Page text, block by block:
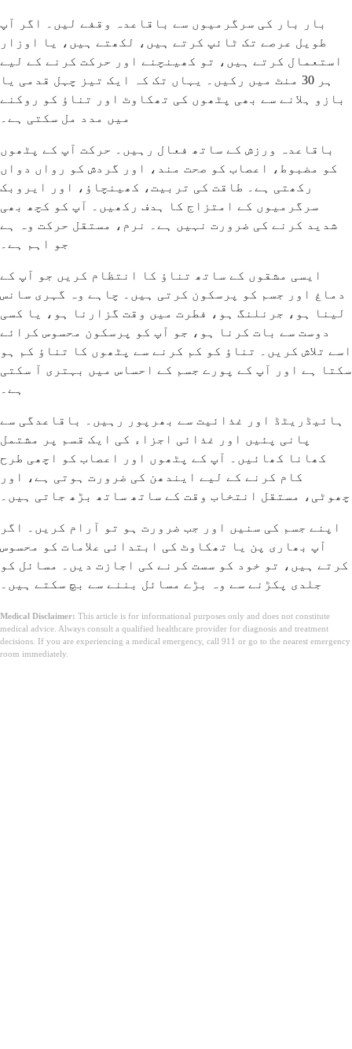
بار بار کی سرگرمیوں سے باقاعدہ وقفے لیں۔ اگر آپ
طویل عرصے تک ٹائپ کرتے ہیں، لکھتے ہیں، یا اوزار
استعمال کرتے ہیں، تو کھینچنے اور حرکت کرنے کے لیے
ہر 30 منٹ میں رکیں۔ یہاں تک کہ ایک تیز چہل قدمی یا
بازو ہلانے سے بھی پٹھوں کی تھکاوٹ اور تناؤ کو روکنے
میں مدد مل سکتی ہے۔
باقاعدہ ورزش کے ساتھ فعال رہیں۔ حرکت آپ کے پٹھوں
کو مضبوط، اعصاب کو صحت مند، اور گردش کو رواں دواں
رکھتی ہے۔ طاقت کی تربیت، کھینچاؤ، اور ایروبک
سرگرمیوں کے امتزاج کا ہدف رکھیں۔ آپ کو کچھ بھی
شدید کرنے کی ضرورت نہیں ہے۔ نرم، مستقل حرکت وہ ہے
جو اہم ہے۔
ایسی مشقوں کے ساتھ تناؤ کا انتظام کریں جو آپ کے
دماغ اور جسم کو پرسکون کرتی ہیں۔ چاہے وہ گہری سانس
لینا ہو، جرنلنگ ہو، فطرت میں وقت گزارنا ہو، یا کسی
دوست سے بات کرنا ہو، جو آپ کو پرسکون محسوس کرائے
اسے تلاش کریں۔ تناؤ کو کم کرنے سے پٹھوں کا تناؤ کم ہو
سکتا ہے اور آپ کے پورے جسم کے احساس میں بہتری آ سکتی
ہے۔
ہائیڈریٹڈ اور غذائیت سے بھرپور رہیں۔ باقاعدگی سے
پانی پئیں اور غذائی اجزاء کی ایک قسم پر مشتمل
کھانا کھائیں۔ آپ کے پٹھوں اور اعصاب کو اچھی طرح
کام کرنے کے لیے ایندھن کی ضرورت ہوتی ہے، اور
چھوٹی، مستقل انتخاب وقت کے ساتھ ساتھ بڑھ جاتی ہیں۔
اپنے جسم کی سنیں اور جب ضرورت ہو تو آرام کریں۔ اگر
آپ بھاری پن یا تھکاوٹ کی ابتدائی علامات کو محسوس
کرتے ہیں، تو خود کو سست کرنے کی اجازت دیں۔ مسائل کو
جلدی پکڑنے سے وہ بڑے مسائل بننے سے بچ سکتے ہیں۔
Medical Disclaimer: This article is for informational purposes only and does not constitute
medical advice. Always consult a qualified healthcare provider for diagnosis and treatment
decisions. If you are experiencing a medical emergency, call 911 or go to the nearest emergency
room immediately.